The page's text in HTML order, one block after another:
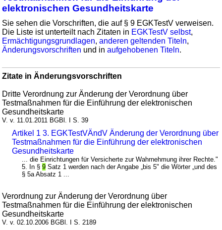
elektronischen Gesundheitskarte
Sie sehen die Vorschriften, die auf § 9 EGKTestV verweisen.
Die Liste ist unterteilt nach Zitaten in EGKTestV selbst,
Ermächtigungsgrundlagen,anderen geltenden Titeln,
Änderungsvorschriften und inaufgehobenen Titeln.
Zitate in Änderungsvorschriften
Dritte Verordnung zur Änderung der Verordnung über
Testmaßnahmen für die Einführung der elektronischen
Gesundheitskarte
V. v. 11.01.2011 BGBl. I S. 39
Artikel 1 3. EGKTestVÄndV Änderung der Verordnung über
Testmaßnahmen für die Einführung der elektronischen
Gesundheitskarte
... die Einrichtungen für Versicherte zur Wahrnehmung ihrer Rechte."
5. In §9 Satz 1 werden nach der Angabe „bis 5" die Wörter „und des
§ 5a Absatz 1 ...
Verordnung zur Änderung der Verordnung über
Testmaßnahmen für die Einführung der elektronischen
Gesundheitskarte
V. v. 02.10.2006 BGBl. I S. 2189